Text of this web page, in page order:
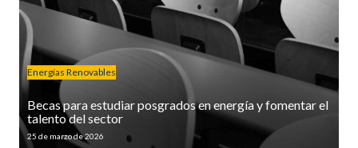
Energías Renovables
Becas para estudiar posgrados en energía y fomentar el
talento del sector
25 de marzo de 2026